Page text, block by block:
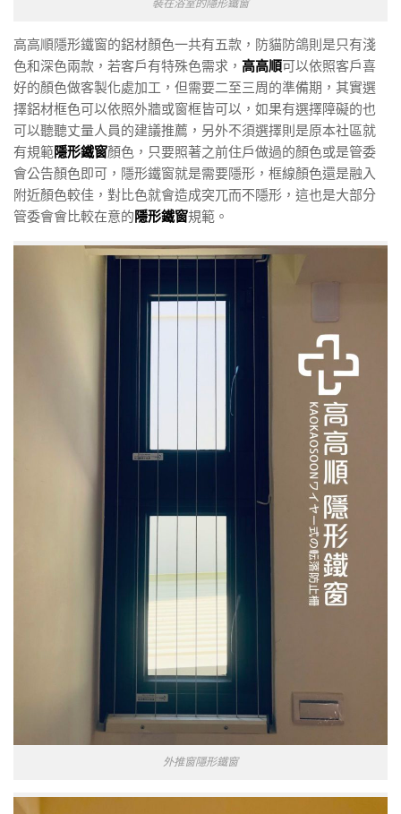
裝在浴室的隱形鐵窗
高高順隱形鐵窗的鋁材顏色一共有五款，防貓防鴿則是只有淺
色和深色兩款，若客戶有特殊色需求， 高高順可以依照客戶喜
好的顏色做客製化處加工，但需要二至三周的準備期，其實選
擇鋁材框色可以依照外牆或窗框皆可以，如果有選擇障礙的也
可以聽聽丈量人員的建議推薦，另外不須選擇則是原本社區就
有規範隱形鐵窗顏色，只要照著之前住戶做過的顏色或是管委
會公告顏色即可，隱形鐵窗就是需要隱形，框線顏色還是融入
附近顏色較佳，對比色就會造成突兀而不隱形，這也是大部分
管委會會比較在意的隱形鐵窗規範。
外推窗隱形鐵窗